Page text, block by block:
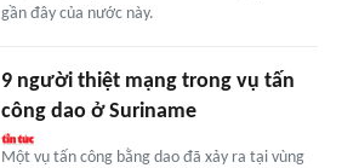
gần đây của nước này.
9 người thiệt mạng trong vụ tấn
công dao ở Suriname
Một vụ tấn công bằng dao đã xảy ra tại vùng